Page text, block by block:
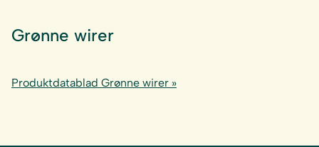
Grønne wirer
Produktdatablad Grønne wirer »